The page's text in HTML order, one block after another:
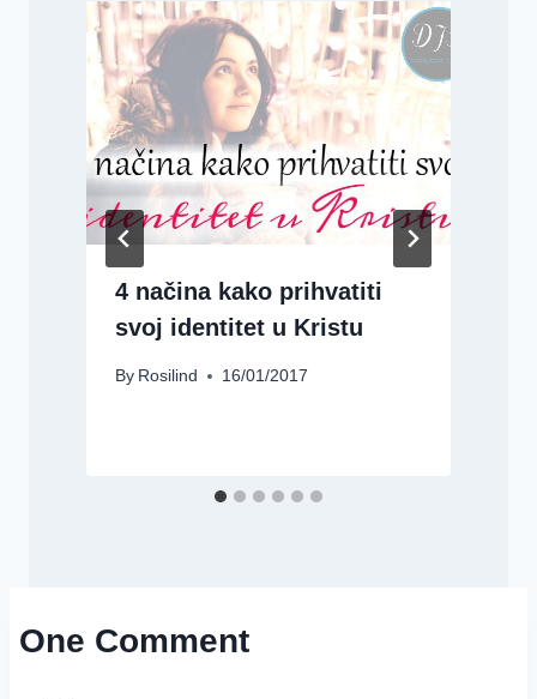
4 načina kako prihvatiti
svoj identitet u Kristu
By Rosilind 16/01/2017
One Comment